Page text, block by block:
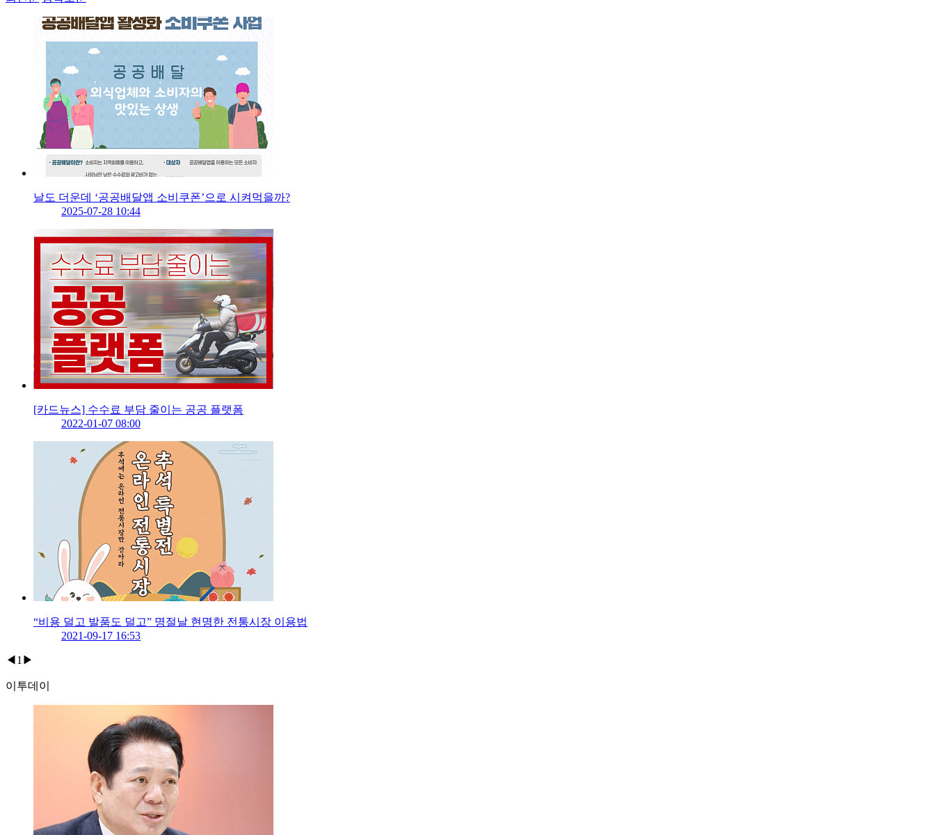
날도 더운데 ‘공공배달앱 소비쿠폰’으로 시켜먹을까?
2025-07-28 10:44
[카드뉴스] 수수료 부담 줄이는 공공 플랫폼
2022-01-07 08:00
“비용 덜고 발품도 덜고” 명절날 현명한 전통시장 이용법
2021-09-17 16:53
◀ 1 ▶
이투데이